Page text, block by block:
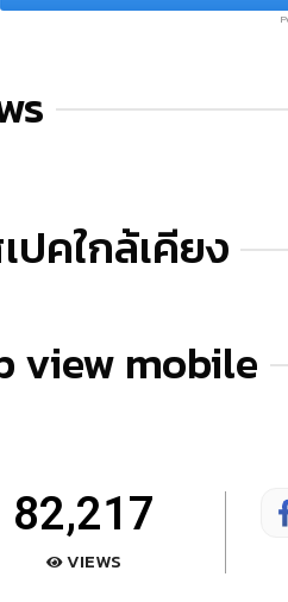
ปคใกล้เคียง
view mobile
82,217
VIEWS